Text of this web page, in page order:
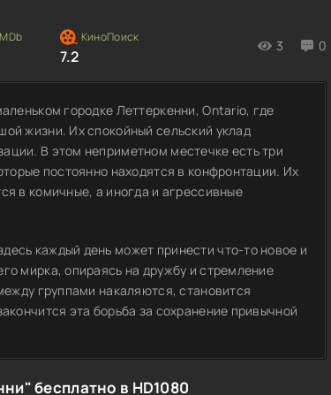
7.2
3 0
городке Леттеркенни, Ontario, где
жизни. Их спокойный сельский уклад
В этом неприметном местечке есть три
постоянно находятся в конфронтации. Их
в комичные, а иногда и агрессивные
каждый день может принести что-то новое и
мирка, опираясь на дружбу и стремление
группами накаляются, становится
эта борьба за сохранение привычной
бесплатно в HD1080